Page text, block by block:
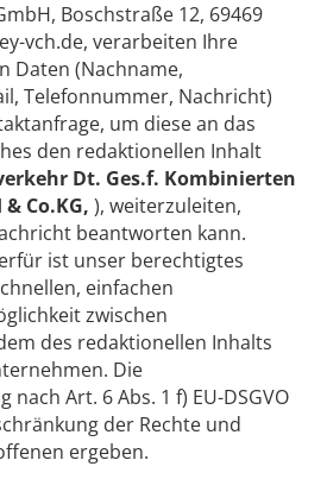
Boschstraße 12, 69469
vch.de, verarbeiten Ihre
Daten (Nachname,
Telefonnummer, Nachricht)
um diese an das
den redaktionellen Inhalt
Dt. Ges.f. Kombinierten
Co.KG, ), weiterzuleiten,
beantworten kann.
ist unser berechtigtes
einfachen
zwischen
des redaktionellen Inhalts
Die
nach Art. 6 Abs. 1 f) EU-DSGVO
der Rechte und
ergeben.